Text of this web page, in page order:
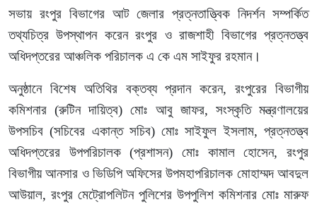
সভায় রংপুর বিভাগের আট জেলার প্রত্নতাত্ত্বিক নিদর্শন সম্পর্কিত
তথ্যচিত্র উপস্থাপন করেন রংপুর ও রাজশাহী বিভাগের প্রত্নতত্ত্ব
অধিদপ্তরের আঞ্চলিক পরিচালক এ কে এম সাইফুর রহমান।
অনুষ্ঠানে বিশেষ অতিথির বক্তব্য প্রদান করেন, রংপুরের বিভাগীয়
কমিশনার (রুটিন দায়িত্ব) মোঃ আবু জাফর, সংস্কৃতি মন্ত্রণালয়ের
উপসচিব (সচিবের একান্ত সচিব) মোঃ সাইফুল ইসলাম, প্রত্নতত্ত্ব
অধিদপ্তরের উপপরিচালক (প্রশাসন) মোঃ কামাল হোসেন, রংপুর
বিভাগীয় আনসার ও ভিডিপি অফিসের উপমহাপরিচালক মোহাম্মদ আবদুল
আউয়াল, রংপুর মেট্রোপলিটন পুলিশের উপপুলিশ কমিশনার মোঃ মারুফ